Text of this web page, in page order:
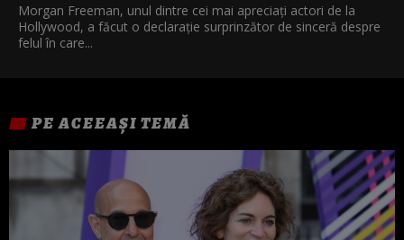
Morgan Freeman, unul dintre cei mai apreciați actori de la
Hollywood, a făcut o declarație surprinzător de sinceră despre
felul în care...
PE ACEEAȘI TEMĂ